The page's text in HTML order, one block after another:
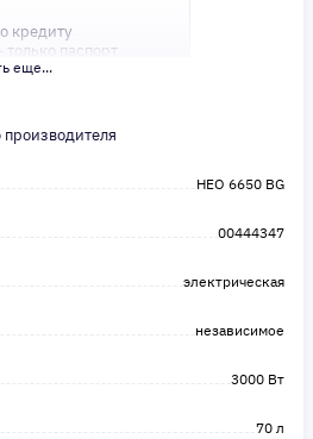
кредиту
паспорт
процентные ставки
сейчас. Ваше
✨
еще...
HEO 6650 BG
00444347
электрическая
независимое
3000 Вт
70 л